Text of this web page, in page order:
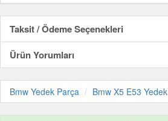
Taksit / Ödeme Seçenekleri
Ürün Yorumları
Bmw Yedek Parça Bmw X5 E53